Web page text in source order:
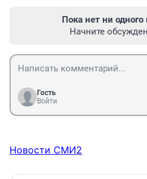
Пока нет ни
Начните
Гость
Войти
Новости СМИ2